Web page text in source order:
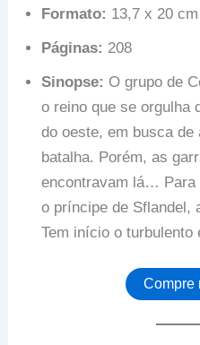
Formato: 13,7 x 20 cm
Páginas: 208
Sinopse: O grupo de
o reino que se orgulha
do oeste, em busca de
batalha. Porém, as
encontravam lá… Para
o príncipe de Sflandel,
Tem início o turbulento
Compre